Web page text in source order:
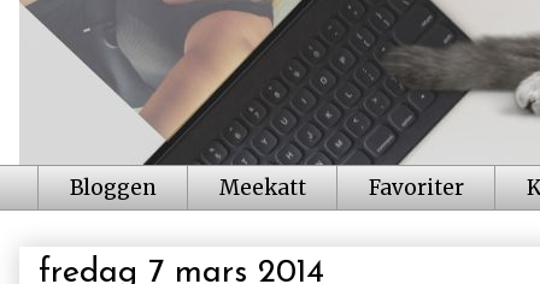
Bloggen Meekatt Favoriter
fredag 7 mars 2014